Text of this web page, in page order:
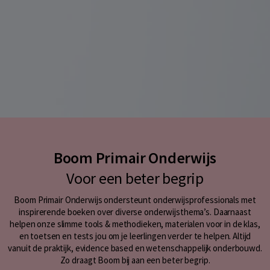
Boom Primair Onderwijs
Voor een beter begrip
Boom Primair Onderwijs ondersteunt onderwijsprofessionals met
inspirerende boeken over diverse onderwijsthema’s. Daarnaast
helpen onze slimme tools & methodieken, materialen voor in de klas,
en toetsen en tests jou om je leerlingen verder te helpen. Altijd
vanuit de praktijk, evidence based en wetenschappelijk onderbouwd.
Zo draagt Boom bij aan een beter begrip.